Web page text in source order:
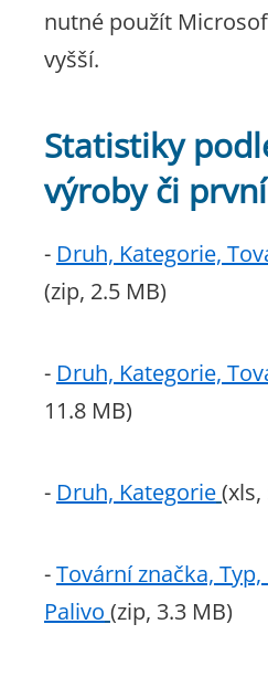
nutné použít
vyšší.
Statistiky
výrobyči
- Druh, Kategorie,
(zip, 2.5 MB)
- Druh, Kategorie,
11.8 MB)
- Druh, Kategorie(xls,
-Tovární značka,
Palivo (zip, 3.3 MB)